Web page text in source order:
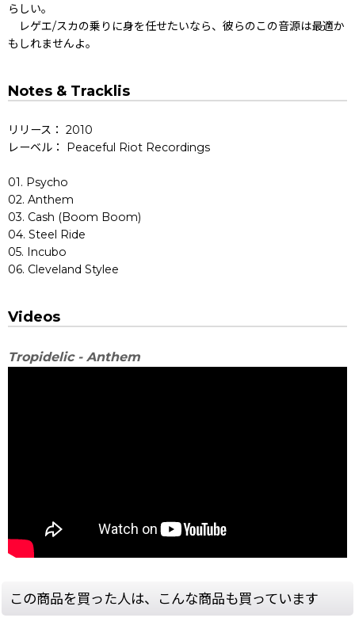
らしい。
レゲエ/スカの乗りに身を任せたいなら、彼らのこの音源は最適か
もしれませんよ。
Notes & Tracklis
リリース： 2010
レーベル： Peaceful Riot Recordings
01. Psycho
02. Anthem
03. Cash (Boom Boom)
04. Steel Ride
05. Incubo
06. Cleveland Stylee
Videos
Tropidelic - Anthem
この商品を買った人は、こんな商品も買っています